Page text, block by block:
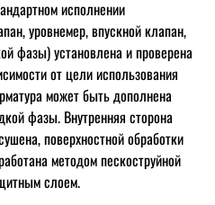
исполнении
уровнемер, впускной клапан,
фазы) установлена и проверена
от цели использования
может быть дополнена
фазы. Внутренняя сторона
поверхностной обработки
методом пескоструйной
слоем.